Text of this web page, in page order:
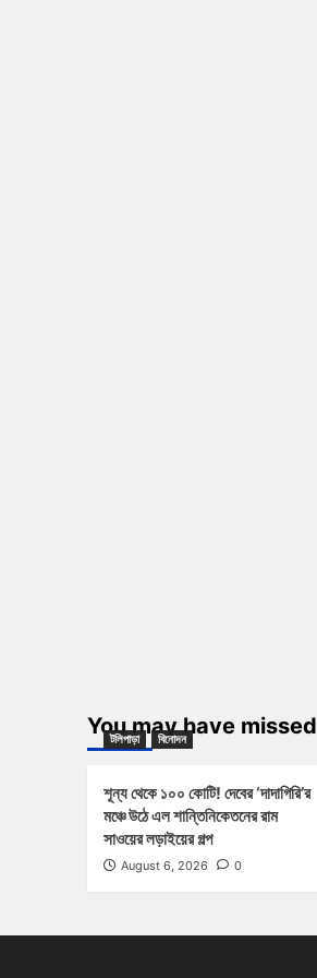
You may have missed
টলিপাড়া বিনোদন
শূন্য থেকে ১০০ কোটি! দেবের ‘দাদাগিরি’র
মঞ্চে উঠে এল শান্তিনিকেতনের রাম
সাওয়ের লড়াইয়ের গল্প
August 6, 2026 0